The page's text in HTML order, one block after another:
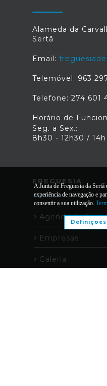
Alameda da
Sertã
Email:
Telemóvel: 963
Telefone: 274 601
Horário de
Seg. a Sex.:
8h30 - 12h30 / 14h
FREGUESIA
Agenda de
Empresas
Galeria
A Junta de Freguesia da
experiência de navegação e
consentir a sua utilização.